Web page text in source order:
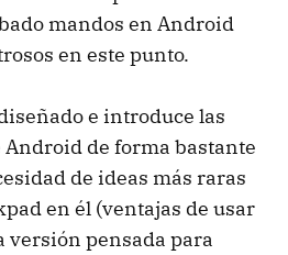
mandos en Android
en este punto.
e introduce las
de forma bastante
de ideas más raras
en él (ventajas de usar
versión pensada para